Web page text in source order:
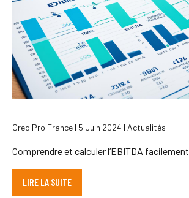
CrediPro France | 5 Juin 2024 | Actualités
Comprendre et calculer l’EBITDA facilement
LIRE LA SUITE